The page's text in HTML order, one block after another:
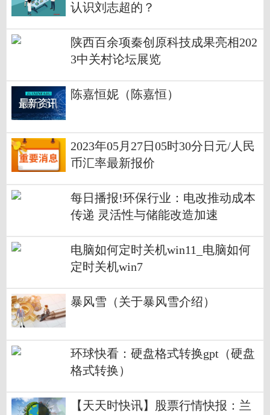
认识刘志超的？
陕西百余项秦创原科技成果亮相202
3中关村论坛展览
陈嘉恒妮（陈嘉恒）
2023年05月27日05时30分日元/人民
币汇率最新报价
每日播报!环保行业：电改推动成本
传递 灵活性与储能改造加速
电脑如何定时关机win11_电脑如何
定时关机win7
暴风雪（关于暴风雪介绍）
环球快看：硬盘格式转换gpt（硬盘
格式转换）
【天天时快讯】股票行情快报：兰